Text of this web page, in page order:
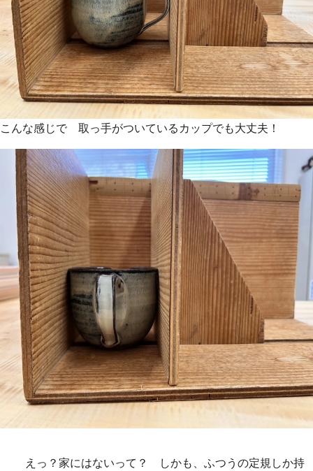
こんな感じで 取っ手がついているカップでも大丈夫！
えっ？家にはないって？ しかも、ふつうの定規しか持